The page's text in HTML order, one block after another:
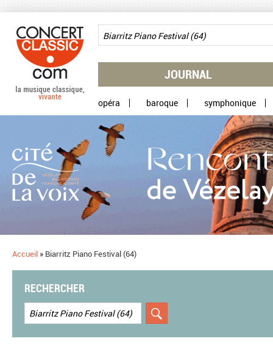
JOURNAL
opéra baroque symphonique
Accueil » Biarritz Piano Festival (64)
RECHERCHER